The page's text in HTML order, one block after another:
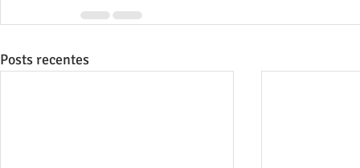
Posts recentes